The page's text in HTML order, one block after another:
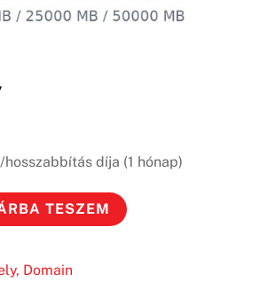
díja (1 hónap)
TESZEM
Domain